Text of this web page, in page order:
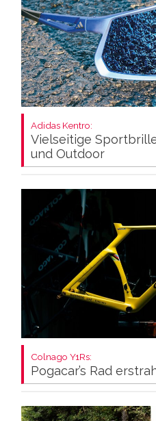
Adidas Kentro:
Vielseitige
und Outdoor
Colnago Y1Rs:
Pogacar’s Rad